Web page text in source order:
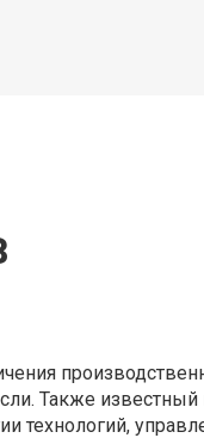
. Также известный
технологий,